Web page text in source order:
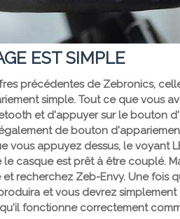
EST SIMPLE
précédentes de Zebronics,
simple. Tout ce que vous
et d'appuyer sur le bouton
de bouton
vous appuyez dessus, le voyant
casque est prêt à être couplé.
recherchez Zeb-Envy. Une fois
et vous devrez
fonctionne correctement